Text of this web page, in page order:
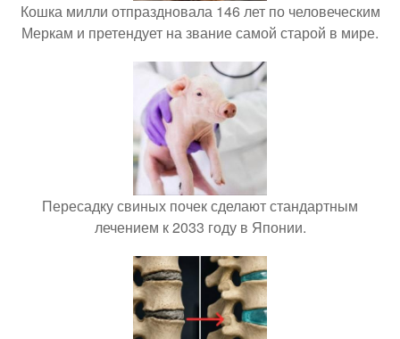
Кошка милли отпраздновала 146 лет по человеческим
Меркам и претендует на звание самой старой в мире.
Пересадку свиных почек сделают стандартным
лечением к 2033 году в Японии.